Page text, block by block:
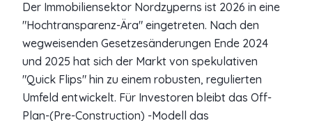
Der Immobiliensektor Nordzyperns ist 2026 in eine
"Hochtransparenz-Ära" eingetreten. Nach den
wegweisenden Gesetzesänderungen Ende 2024
und 2025 hat sich der Markt von spekulativen
"Quick Flips" hin zu einem robusten, regulierten
Umfeld entwickelt. Für Investoren bleibt das Off-
Plan-(Pre-Construction) -Modell das